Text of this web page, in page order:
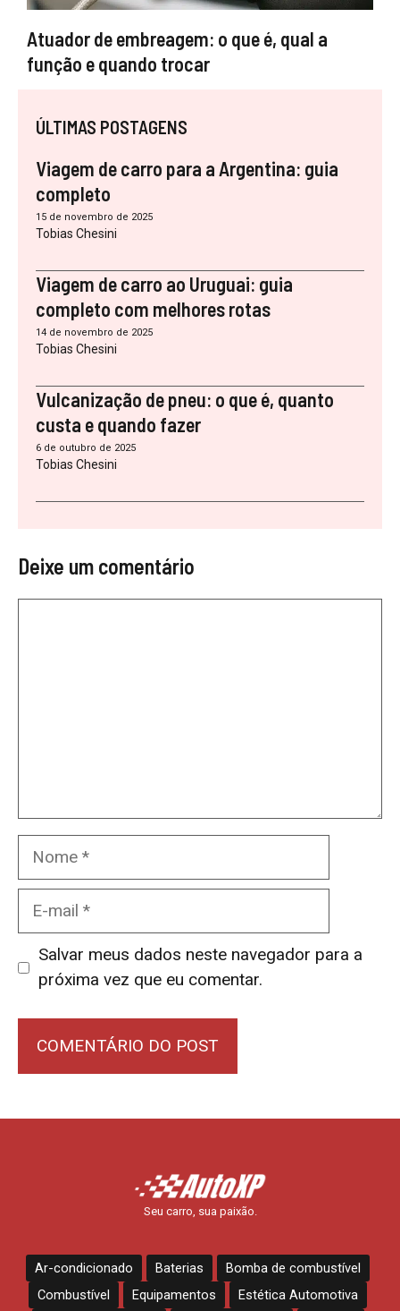
Atuador de embreagem: o que é, qual a
função e quando trocar
ÚLTIMAS POSTAGENS
Viagem de carro para a Argentina: guia
completo
15 de novembro de 2025
Tobias Chesini
Viagem de carro ao Uruguai: guia
completo com melhores rotas
14 de novembro de 2025
Tobias Chesini
Vulcanização de pneu: o que é, quanto
custa e quando fazer
6 de outubro de 2025
Tobias Chesini
Deixe um comentário
Nome
Salvar meus dados neste navegador para a
próxima vez que eu comentar.
Seu carro, sua paixão.
Ar-condicionado Baterias
Bomba de combustível
Combustível
Equipamentos Estética Automotiva